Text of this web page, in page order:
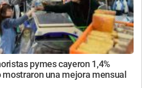
pymes cayeron 1,4%
una mejora mensual